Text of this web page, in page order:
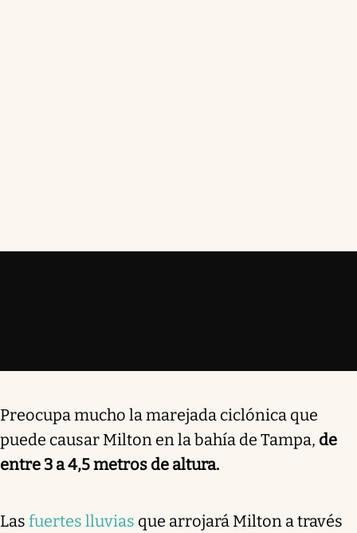
Preocupa mucho la marejada ciclónica que
puede causar Milton en la bahía de Tampa, de
entre 3 a 4,5 metros de altura.
Las fuertes lluvias que arrojará Milton a través